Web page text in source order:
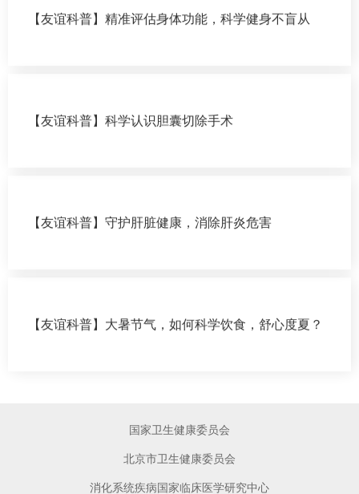
【友谊科普】精准评估身体功能，科学健身不盲从
【友谊科普】科学认识胆囊切除手术
【友谊科普】守护肝脏健康，消除肝炎危害
【友谊科普】大暑节气，如何科学饮食，舒心度夏？
国家卫生健康委员会
北京市卫生健康委员会
消化系统疾病国家临床医学研究中心